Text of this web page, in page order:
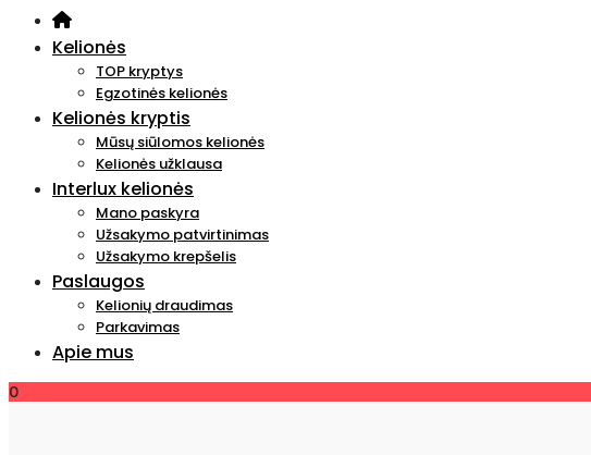
Kelionės
TOP kryptys
Egzotinės kelionės
Kelionės kryptis
Mūsų siūlomos kelionės
Kelionės užklausa
Interlux kelionės
Mano paskyra
Užsakymo patvirtinimas
Užsakymo krepšelis
Paslaugos
Kelionių draudimas
Parkavimas
Apie mus
0